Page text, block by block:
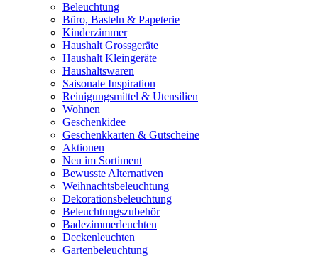
Beleuchtung
Büro, Basteln & Papeterie
Kinderzimmer
Haushalt Grossgeräte
Haushalt Kleingeräte
Haushaltswaren
Saisonale Inspiration
Reinigungsmittel & Utensilien
Wohnen
Geschenkidee
Geschenkkarten & Gutscheine
Aktionen
Neu im Sortiment
Bewusste Alternativen
Weihnachtsbeleuchtung
Dekorationsbeleuchtung
Beleuchtungszubehör
Badezimmerleuchten
Deckenleuchten
Gartenbeleuchtung